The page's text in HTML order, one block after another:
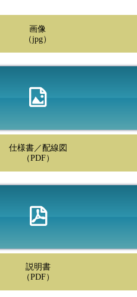
画像
（jpg）
仕様書／配線図
（PDF）
説明書
（PDF）